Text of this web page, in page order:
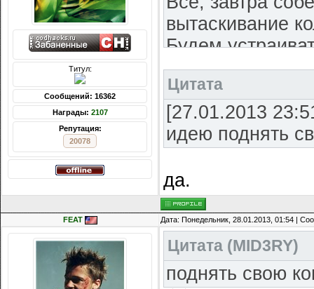
Титул:
Сообщений: 16362
Награды: 2107
Репутация:
20078
вытаскивание
Будем
еретиков и
жополизов
колья
организация
заполонившую
правосудие
сложную ношу.
Найти и
Цитата
[27.01.2013
идею поднять
да.
FEAT Дата: Понедельник, 28.01.2013, 01:54 |
Цитата (MID3RY)
поднять свою